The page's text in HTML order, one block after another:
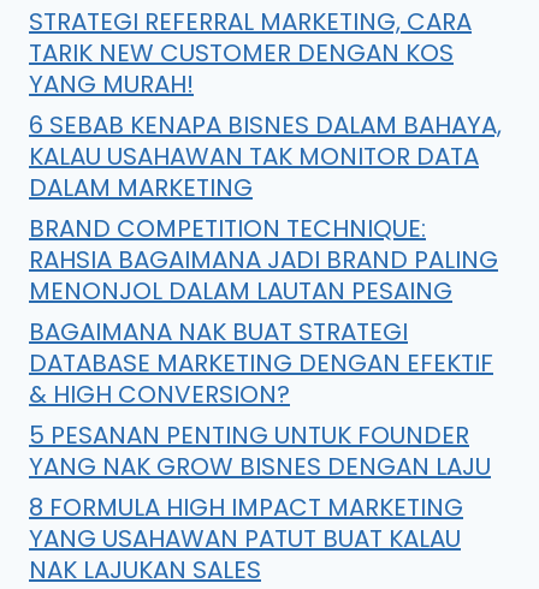
STRATEGI REFERRAL MARKETING, CARA
TARIK NEW CUSTOMER DENGAN KOS
YANG MURAH!
6 SEBAB KENAPA BISNES DALAM BAHAYA,
KALAU USAHAWAN TAK MONITOR DATA
DALAM MARKETING
BRAND COMPETITION TECHNIQUE:
RAHSIA BAGAIMANA JADI BRAND PALING
MENONJOL DALAM LAUTAN PESAING
BAGAIMANA NAK BUAT STRATEGI
DATABASE MARKETING DENGAN EFEKTIF
& HIGH CONVERSION?
5 PESANAN PENTING UNTUK FOUNDER
YANG NAK GROW BISNES DENGAN LAJU
8 FORMULA HIGH IMPACT MARKETING
YANG USAHAWAN PATUT BUAT KALAU
NAK LAJUKAN SALES